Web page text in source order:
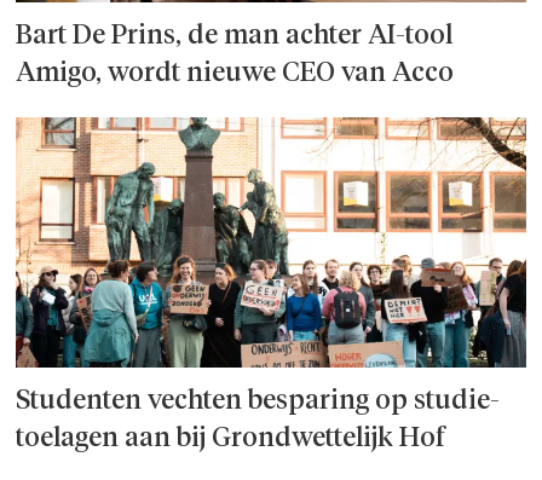
Bart De Prins, de man achter AI-tool
Amigo, wordt nieuwe CEO van Acco
Studenten vechten besparing op studie­
toelagen aan bij Grondwettelijk Hof